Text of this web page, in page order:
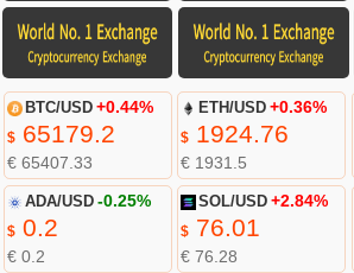
BTC/USD +0.44%
$65179.2
€ 65407.33
ETH/USD +0.36%
$ 1924.76
€ 1931.5
ADA/USD -0.25%
$0.2
€ 0.2
SOL/USD +2.84%
$ 76.01
€ 76.28